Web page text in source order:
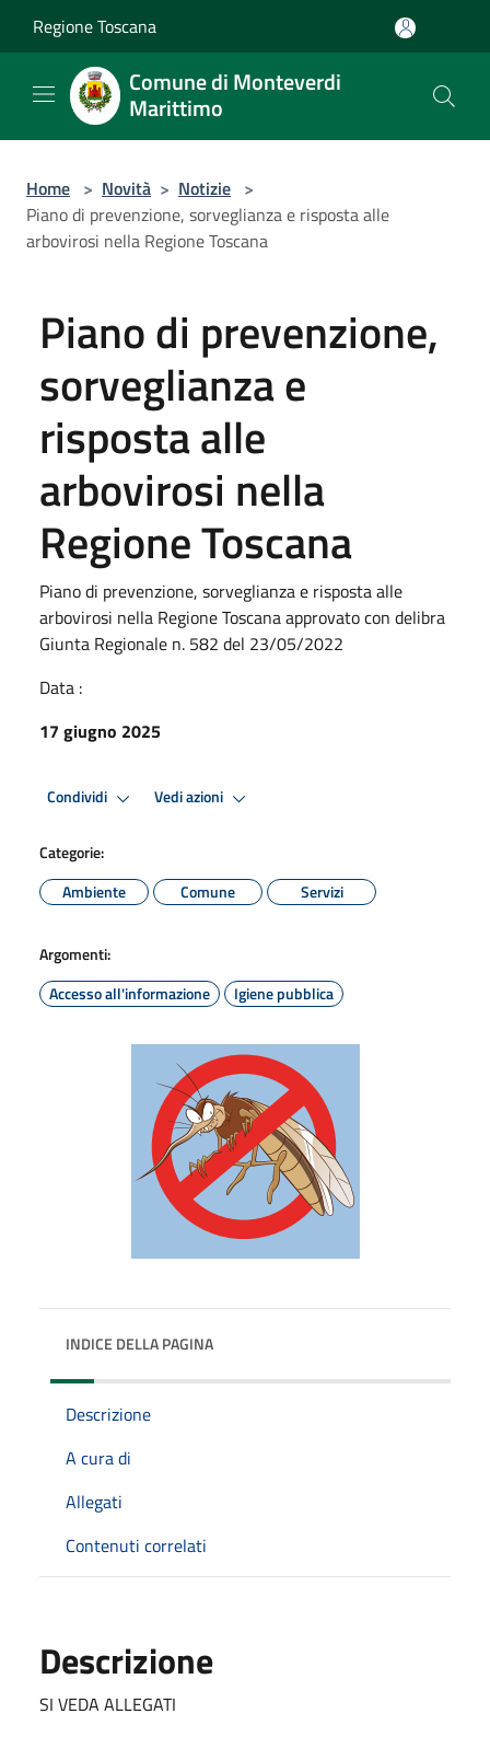
Regione Toscana
Comune di Monteverdi
Marittimo
Home > Novità > Notizie >
Piano di prevenzione, sorveglianza e risposta alle
arbovirosi nella Regione Toscana
Piano di prevenzione,
sorveglianza e
risposta alle
arbovirosi nella
Regione Toscana
Piano di prevenzione, sorveglianza e risposta alle
arbovirosi nella Regione Toscana approvato con delibra
Giunta Regionale n. 582 del 23/05/2022
Data :
17 giugno 2025
Condividi Vedi azioni
Categorie:
Ambiente
Comune Servizi
Argomenti:
Accesso all'informazione
Igiene pubblica
INDICE DELLA PAGINA
Descrizione
A cura di
Allegati
Contenuti correlati
Descrizione
SI VEDA ALLEGATI